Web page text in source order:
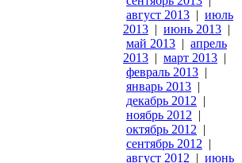
август 2013 | июль
2013 | июнь 2013 |
май 2013 | апрель
2013 | март 2013 |
февраль 2013 |
январь 2013 |
декабрь 2012 |
ноябрь 2012 |
октябрь 2012 |
сентябрь 2012 |
август 2012 | июнь